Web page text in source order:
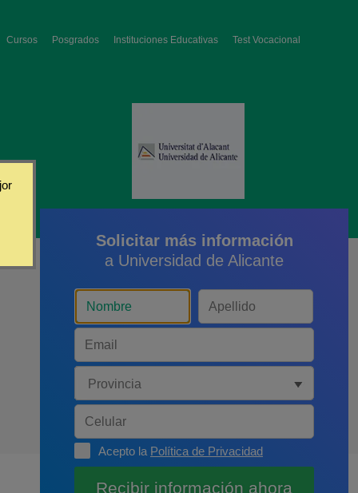
Cursos Posgrados Instituciones Educativas Test Vocacional
Solicitar más información
a Universidad de Alicante
Acepto la Política de Privacidad